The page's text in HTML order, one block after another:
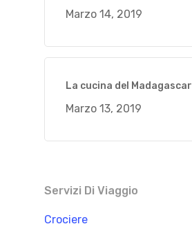
Marzo 14, 2019
La cucina del Madagascar
Marzo 13, 2019
Servizi Di Viaggio
Crociere